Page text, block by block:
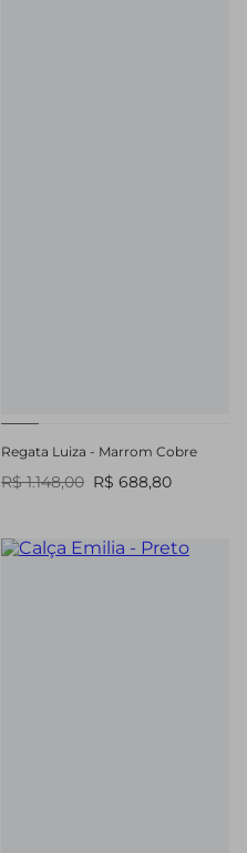
Regata Luiza - Marrom Cobre
R$ 1.148,00 R$ 688,80